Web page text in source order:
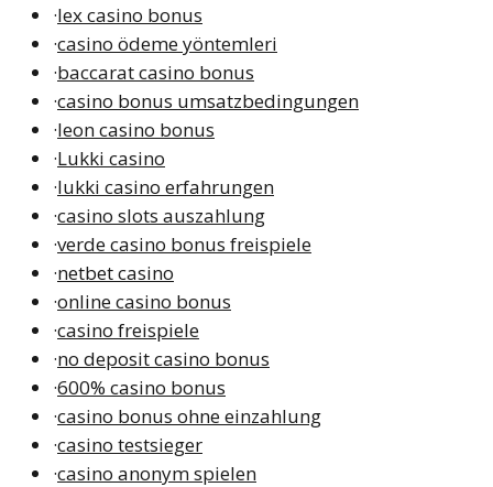
·lex casino bonus
·casino ödeme yöntemleri
·baccarat casino bonus
·casino bonus umsatzbedingungen
·leon casino bonus
·Lukki casino
·lukki casino erfahrungen
·casino slots auszahlung
·verde casino bonus freispiele
·netbet casino
·online casino bonus
·casino freispiele
·no deposit casino bonus
·600% casino bonus
·casino bonus ohne einzahlung
·casino testsieger
·casino anonym spielen